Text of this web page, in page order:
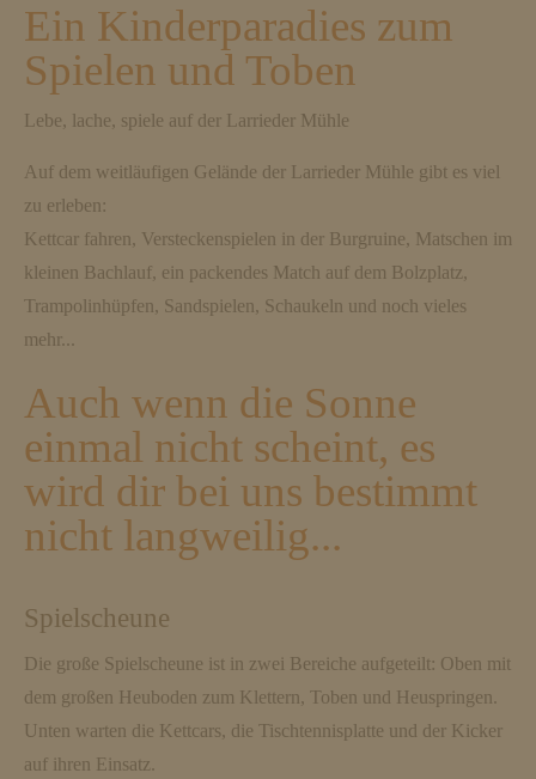
Ein Kinderparadies zum
Spielen und Toben
Lebe, lache, spiele auf der Larrieder Mühle
Auf dem weitläufigen Gelände der Larrieder Mühle gibt es viel
zu erleben:
Kettcar fahren, Versteckenspielen in der Burgruine, Matschen im
kleinen Bachlauf, ein packendes Match auf dem Bolzplatz,
Trampolinhüpfen, Sandspielen, Schaukeln und noch vieles
mehr...
Auch wenn die Sonne
einmal nicht scheint, es
wird dir bei uns bestimmt
nicht langweilig...
Spielscheune
Die große Spielscheune ist in zwei Bereiche aufgeteilt: Oben mit
dem großen Heuboden zum Klettern, Toben und Heuspringen.
Unten warten die Kettcars, die Tischtennisplatte und der Kicker
auf ihren Einsatz.